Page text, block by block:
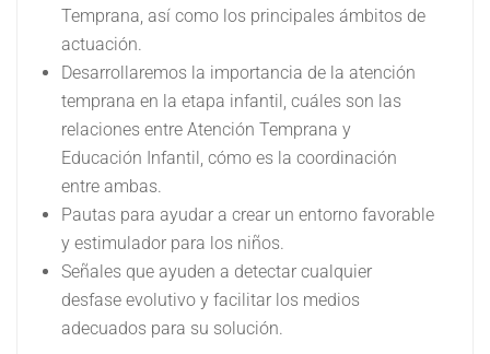
Temprana, así como los principales ámbitos de
actuación.
Desarrollaremos la importancia de la atención
temprana en la etapa infantil, cuáles son las
relaciones entre Atención Temprana y
Educación Infantil, cómo es la coordinación
entre ambas.
Pautas para ayudar a crear un entorno favorable
y estimulador para los niños.
Señales que ayuden a detectar cualquier
desfase evolutivo y facilitar los medios
adecuados para su solución.